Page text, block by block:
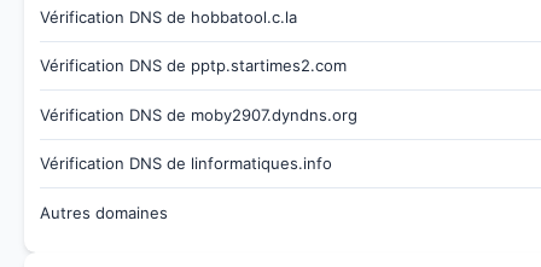
Vérification DNS de hobbatool.c.la
Vérification DNS de pptp.startimes2.com
Vérification DNS de moby2907.dyndns.org
Vérification DNS de linformatiques.info
Autres domaines